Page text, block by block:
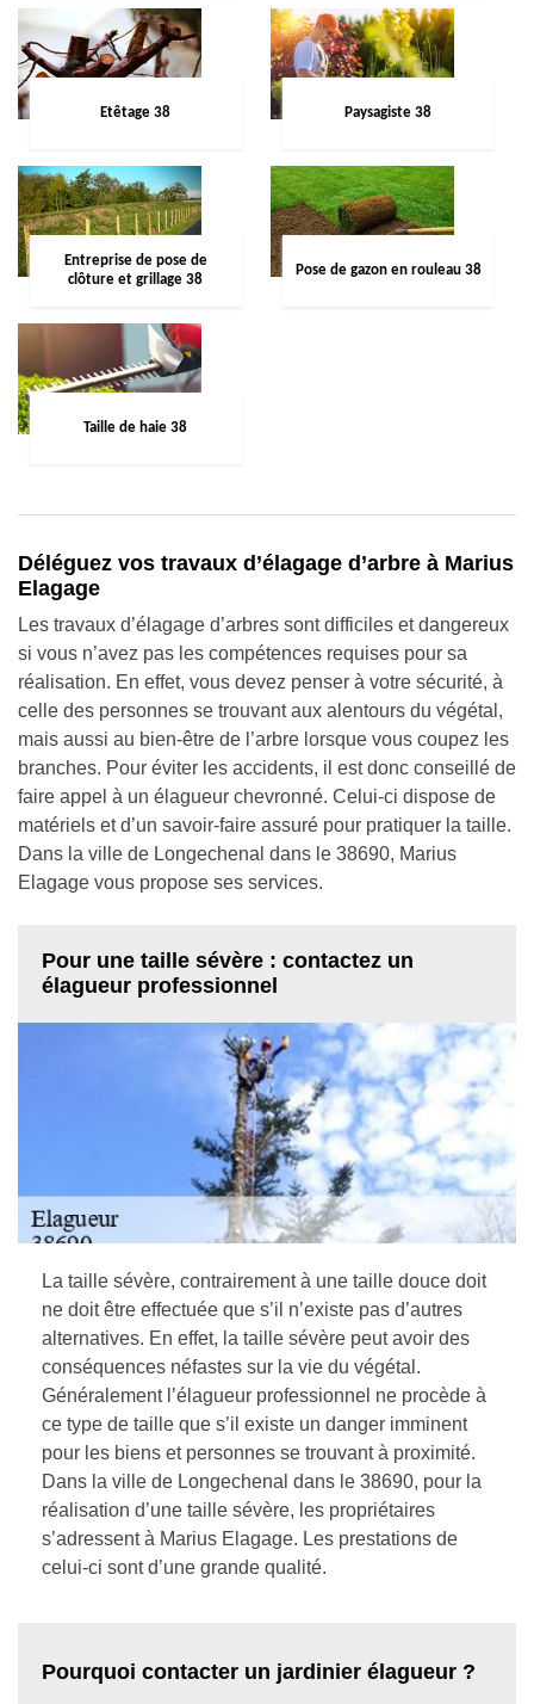
Etêtage 38 Paysagiste 38
Entreprise de pose de
clôture et grillage 38
Pose de gazon en rouleau 38
Taille de haie 38
Déléguez vos travaux d’élagage d’arbre à Marius
Elagage
Les travaux d’élagage d’arbres sont difficiles et dangereux
si vous n’avez pas les compétences requises pour sa
réalisation. En effet, vous devez penser à votre sécurité, à
celle des personnes se trouvant aux alentours du végétal,
mais aussi au bien-être de l’arbre lorsque vous coupez les
branches. Pour éviter les accidents, il est donc conseillé de
faire appel à un élagueur chevronné. Celui-ci dispose de
matériels et d’un savoir-faire assuré pour pratiquer la taille.
Dans la ville de Longechenal dans le 38690, Marius
Elagage vous propose ses services.
Pour une taille sévère : contactez un
élagueur professionnel
La taille sévère, contrairement à une taille douce doit
ne doit être effectuée que s’il n’existe pas d’autres
alternatives. En effet, la taille sévère peut avoir des
conséquences néfastes sur la vie du végétal.
Généralement l’élagueur professionnel ne procède à
ce type de taille que s’il existe un danger imminent
pour les biens et personnes se trouvant à proximité.
Dans la ville de Longechenal dans le 38690, pour la
réalisation d’une taille sévère, les propriétaires
s’adressent à Marius Elagage. Les prestations de
celui-ci sont d’une grande qualité.
Pourquoi contacter un jardinier élagueur ?